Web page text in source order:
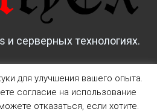
и серверных технологиях.
Дизайн и верстка:AndreyEx
для улучшения вашего опыта.
согласие на использование
отказаться, если хотите.